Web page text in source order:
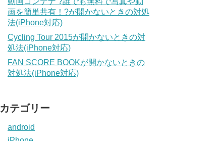
画を簡単共有！?が開かないときの対処
法(iPhone対応)
Cycling Tour 2015が開かないときの対
処法(iPhone対応)
FAN SCORE BOOKが開かないときの
対処法(iPhone対応)
カテゴリー
android